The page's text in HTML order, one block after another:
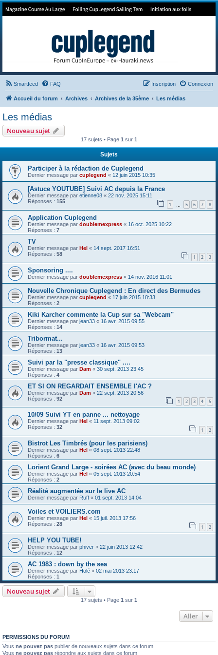
Forum de Cup In Europe
Smartfeed FAQ Connexion
Inscription
Accueil du forum Archives Archives de la 35ème Les médias
Les médias
Nouveau sujet
17 sujets • Page 1 sur 1
Sujets
Participer à la rédaction de Cuplegend
Dernier message par cuplegend « 12 juin 2015 10:35
[Astuce YOUTUBE] Suivi AC depuis la France
Dernier message par etienne08 « 22 nov. 2025 15:11
Réponses : 155 1 5 6 7 8
Application Cuplegend
Dernier message par doublemexpress « 16 oct. 2025 10:22
Réponses : 7
TV
Dernier message par Hel « 14 sept. 2017 16:51
Réponses : 58 1 2 3
Sponsoring ....
Dernier message par doublemexpress « 14 nov. 2016 11:01
Nouvelle Chronique Cuplegend : En direct des Bermudes
Dernier message par cuplegend « 17 juin 2015 18:33
Réponses : 2
Kiki Karcher commente la Cup sur sa "Webcam"
Dernier message par jean33 « 16 avr. 2015 09:55
Réponses : 14
Tribormat...
Dernier message par jean33 « 16 avr. 2015 09:53
Réponses : 13
Suivi par la "presse classique" ....
Dernier message par Dam « 30 sept. 2013 23:45
Réponses : 4
ET SI ON REGARDAIT ENSEMBLE l'AC ?
Dernier message par Dam « 22 sept. 2013 20:56
Réponses : 92 1 2 3 4 5
10/09 Suivi YT en panne ... nettoyage
Dernier message par Hel « 11 sept. 2013 09:02
Réponses : 32 1 2
Bistrot Les Timbrés (pour les parisiens)
Dernier message par Hel « 08 sept. 2013 22:48
Réponses : 6
Lorient Grand Large - soirées AC (avec du beau monde)
Dernier message par Hel « 05 sept. 2013 20:54
Réponses : 2
Réalité augmentée sur le live AC
Dernier message par Ruff « 01 sept. 2013 14:04
Voiles et VOILIERS.com
Dernier message par Hel « 15 juil. 2013 17:56
Réponses : 28 1 2
HELP YOU TUBE!
Dernier message par phiver « 22 juin 2013 12:42
Réponses : 12
AC 1983 : down by the sea
Dernier message par Holé « 02 mai 2013 23:17
Réponses : 1
Nouveau sujet
17 sujets • Page 1 sur 1
Aller
PERMISSIONS DU FORUM
Vous ne pouvez pas publier de nouveaux sujets dans ce forum
Vous ne pouvez pas répondre aux sujets dans ce forum